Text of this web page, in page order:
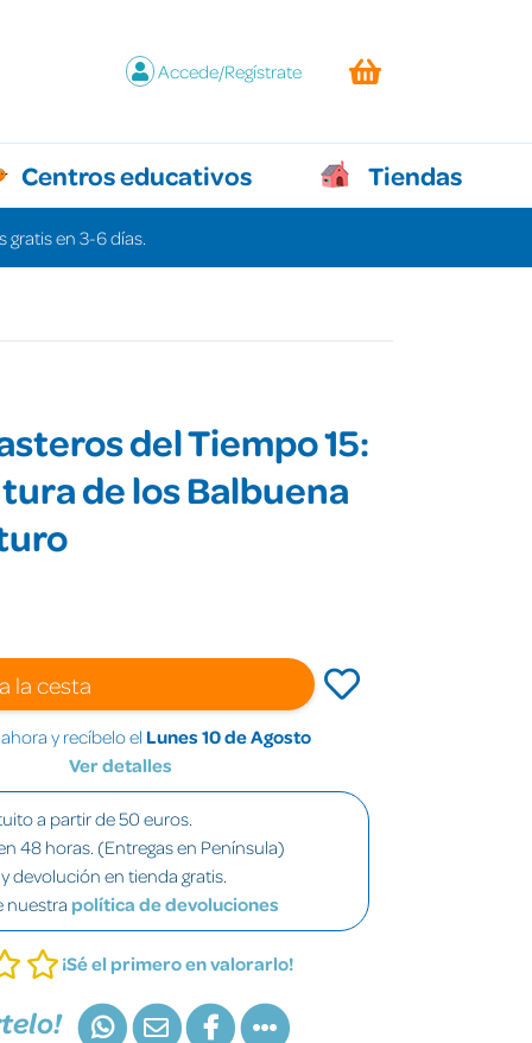
Accede/Regístrate
Centros educativos Tiendas
gratis en 3-6 días.
del Tiempo 15:
de los Balbuena
la cesta
y recíbelo el Lunes 10 de Agosto
Ver detalles
a partir de 50 euros.
48 horas. (Entregas en Península)
devolución en tienda gratis.
nuestra política de devoluciones
¡Sé el primero en valorarlo!